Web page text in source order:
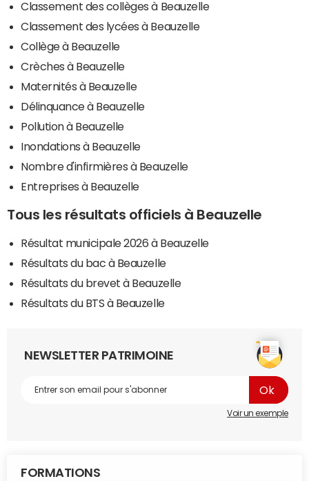
Classement des collèges à Beauzelle
Classement des lycées à Beauzelle
Collège à Beauzelle
Crèches à Beauzelle
Maternités à Beauzelle
Délinquance à Beauzelle
Pollution à Beauzelle
Inondations à Beauzelle
Nombre d'infirmières à Beauzelle
Entreprises à Beauzelle
Tous les résultats officiels à Beauzelle
Résultat municipale 2026 à Beauzelle
Résultats du bac à Beauzelle
Résultats du brevet à Beauzelle
Résultats du BTS à Beauzelle
NEWSLETTER PATRIMOINE
Voir un exemple
FORMATIONS